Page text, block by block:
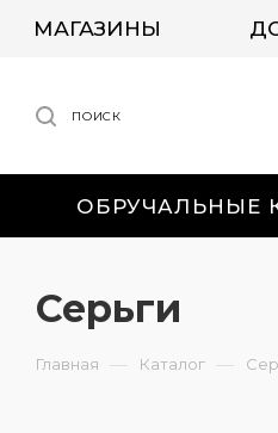
МАГАЗИНЫ
ПОИСК
ОБРУЧАЛЬНЫЕ
Серьги
Главная — Каталог —